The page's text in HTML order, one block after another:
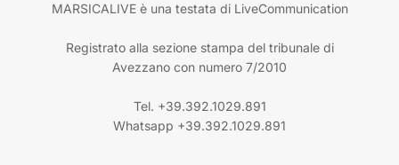
MARSICALIVE è una testata di LiveCommunication
Registrato alla sezione stampa del tribunale di
Avezzano con numero 7/2010
Tel. +39.392.1029.891
Whatsapp +39.392.1029.891